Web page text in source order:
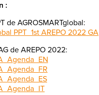
:
de AGROSMARTglobal:
PPT_1st AREPO 2022 GA
de AREPO 2022: